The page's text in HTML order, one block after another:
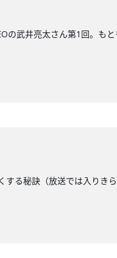
武井亮太さん第1回。も
る秘訣（放送では入りき